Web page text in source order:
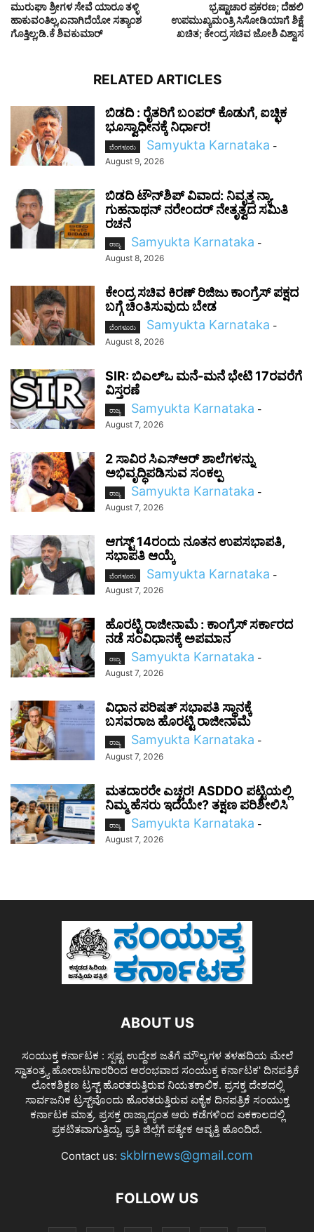
ಮುರುಘಾ ಶ್ರೀಗಳ ಸೇವೆ ಯಾರೂ ತಳ್ಳಿ
ಹಾಕುವಂತಿಲ್ಲ,ಏನಾಗಿದೆಯೋ ಸತ್ಯಾಂಶ
ಗೊತ್ತಿಲ್ಲ;ಡಿ.ಕೆ ಶಿವಕುಮಾರ್​
ಭ್ರಷ್ಟಾಚಾರ ಪ್ರಕರಣ; ದೆಹಲಿ
ಉಪಮುಖ್ಯಮಂತ್ರಿ ಸಿಸೋಡಿಯಾಗೆ ಶಿಕ್ಷೆ
ಖಚಿತ; ಕೇಂದ್ರ ಸಚಿವ ಜೋಶಿ ವಿಶ್ವಾಸ
RELATED ARTICLES
ಬಿಡದಿ : ರೈತರಿಗೆ ಬಂಪರ್ ಕೊಡುಗೆ, ಐಚ್ಛಿಕ
ಭೂಸ್ವಾಧೀನಕ್ಕೆ ನಿರ್ಧಾರ!
ಬೆಂಗಳೂರು Samyukta Karnataka -
August 9, 2026
ಬಿಡದಿ ಟೌನ್‌ಶಿಪ್ ವಿವಾದ: ನಿವೃತ್ತ ನ್ಯಾ.
ಗುಹನಾಥನ್ ನರೇಂದರ್ ನೇತೃತ್ವದ ಸಮಿತಿ
ರಚನೆ
ರಾಜ್ಯ Samyukta Karnataka -
August 8, 2026
ಕೇಂದ್ರ ಸಚಿವ ಕಿರಣ್ ರಿಜಿಜು ಕಾಂಗ್ರೆಸ್ ಪಕ್ಷದ
ಬಗ್ಗೆ ಚಿಂತಿಸುವುದು ಬೇಡ
ಬೆಂಗಳೂರು Samyukta Karnataka -
August 8, 2026
SIR: ಬಿಎಲ್ಒ ಮನೆ-ಮನೆ ಭೇಟಿ 17ರವರೆಗೆ
ವಿಸ್ತರಣೆ
ರಾಜ್ಯ Samyukta Karnataka -
August 7, 2026
2 ಸಾವಿರ ಸಿಎಸ್‌ಆರ್ ಶಾಲೆಗಳನ್ನು
ಅಭಿವೃದ್ಧಿಪಡಿಸುವ ಸಂಕಲ್ಪ
ರಾಜ್ಯ Samyukta Karnataka -
August 7, 2026
ಆಗಸ್ಟ್ 14ರಂದು ನೂತನ ಉಪಸಭಾಪತಿ,
ಸಭಾಪತಿ ಆಯ್ಕೆ
ಬೆಂಗಳೂರು Samyukta Karnataka -
August 7, 2026
ಹೊರಟ್ಟಿ ರಾಜೀನಾಮೆ : ಕಾಂಗ್ರೆಸ್ ಸರ್ಕಾರದ
ನಡೆ ಸಂವಿಧಾನಕ್ಕೆ ಅಪಮಾನ
ರಾಜ್ಯ Samyukta Karnataka -
August 7, 2026
ವಿಧಾನ ಪರಿಷತ್ ಸಭಾಪತಿ ಸ್ಥಾನಕ್ಕೆ
ಬಸವರಾಜ ಹೊರಟ್ಟಿ ರಾಜೀನಾಮೆ
ರಾಜ್ಯ Samyukta Karnataka -
August 7, 2026
ಮತದಾರರೇ ಎಚ್ಚರ! ASDDO ಪಟ್ಟಿಯಲ್ಲಿ
ನಿಮ್ಮ ಹೆಸರು ಇದೆಯೇ? ತಕ್ಷಣ ಪರಿಶೀಲಿಸಿ
ರಾಜ್ಯ Samyukta Karnataka -
August 7, 2026
ABOUT US
ಸಂಯುಕ್ತ ಕರ್ನಾಟಕ : ಸ್ಪಷ್ಟ ಉದ್ದೇಶ ಜತೆಗೆ ಮೌಲ್ಯಗಳ ತಳಹದಿಯ ಮೇಲೆ
ಸ್ವಾತಂತ್ರ್ಯ ಹೋರಾಟಗಾರರಿಂದ ಆರಂಭವಾದ ಸಂಯುಕ್ತ ಕರ್ನಾಟಕ' ದಿನಪತ್ರಿಕೆ
ಲೋಕಶಿಕ್ಷಣ ಟ್ರಸ್ಟ್ ಹೊರತರುತ್ತಿರುವ ನಿಯತಕಾಲಿಕ. ಪ್ರಸಕ್ತ ದೇಶದಲ್ಲಿ
ಸಾರ್ವಜನಿಕ ಟ್ರಸ್ಟ್‌ವೊಂದು ಹೊರತರುತ್ತಿರುವ ಏಕೈಕ ದಿನಪತ್ರಿಕೆ ಸಂಯುಕ್ತ
ಕರ್ನಾಟಕ ಮಾತ್ರ. ಪ್ರಸಕ್ತ ರಾಜ್ಯಾದ್ಯಂತ ಆರು ಕಡೆಗಳಿಂದ ಏಕಕಾಲದಲ್ಲಿ
ಪ್ರಕಟಿತವಾಗುತ್ತಿದ್ದು, ಪ್ರತಿ ಜಿಲ್ಲೆಗೆ ಪತ್ಯೇಕ ಆವೃತ್ತಿ ಹೊಂದಿದೆ.
Contact us: skblrnews@gmail.com
FOLLOW US